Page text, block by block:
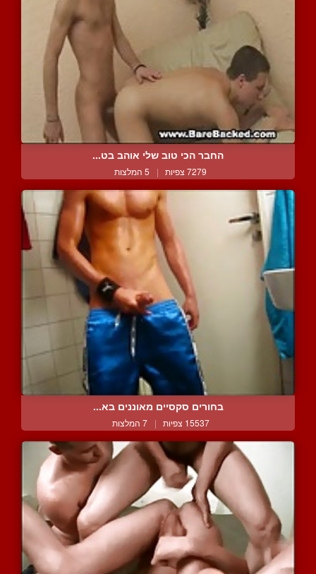
החבר הכי טוב שלי אוהב בט...
7279 צפיות | 5 המלצות
בחורים סקסיים מאוננים בא...
15537 צפיות | 7 המלצות